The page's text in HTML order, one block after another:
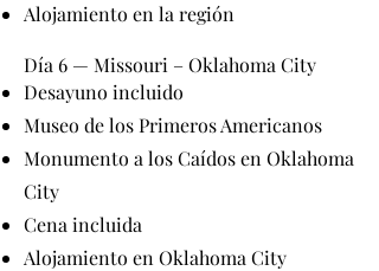
Alojamiento en la región
Día 6 — Missouri – Oklahoma City
Desayuno incluido
Museo de los Primeros Americanos
Monumento a los Caídos en Oklahoma
City
Cena incluida
Alojamiento en Oklahoma City